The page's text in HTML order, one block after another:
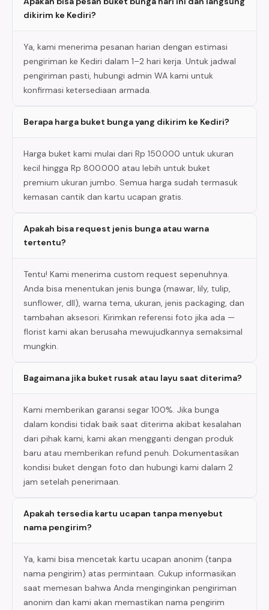
dikirim ke Kediri?
Ya, kami menerima pesanan harian dengan estimasi
pengiriman ke Kediri dalam 1–2 hari kerja. Untuk jadwal
pengiriman pasti, hubungi admin WA kami untuk
konfirmasi ketersediaan armada.
Berapa harga buket bunga yang dikirim ke Kediri?
Harga buket kami mulai dari Rp 150.000 untuk ukuran
kecil hingga Rp 800.000 atau lebih untuk buket
premium ukuran jumbo. Semua harga sudah termasuk
kemasan cantik dan kartu ucapan gratis.
Apakah bisa request jenis bunga atau warna
tertentu?
Tentu! Kami menerima custom request sepenuhnya.
Anda bisa menentukan jenis bunga (mawar, lily, tulip,
sunflower, dll), warna tema, ukuran, jenis packaging, dan
tambahan aksesori. Kirimkan referensi foto jika ada —
florist kami akan berusaha mewujudkannya semaksimal
mungkin.
Bagaimana jika buket rusak atau layu saat diterima?
Kami memberikan garansi segar 100%. Jika bunga
dalam kondisi tidak baik saat diterima akibat kesalahan
dari pihak kami, kami akan mengganti dengan produk
baru atau memberikan refund penuh. Dokumentasikan
kondisi buket dengan foto dan hubungi kami dalam 2
jam setelah penerimaan.
Apakah tersedia kartu ucapan tanpa menyebut
nama pengirim?
Ya, kami bisa mencetak kartu ucapan anonim (tanpa
nama pengirim) atas permintaan. Cukup informasikan
saat memesan bahwa Anda menginginkan pengiriman
anonim dan kami akan memastikan nama pengirim